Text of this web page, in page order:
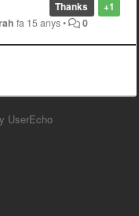
+1
Thanks
fa 15 anys• 0
UserEcho